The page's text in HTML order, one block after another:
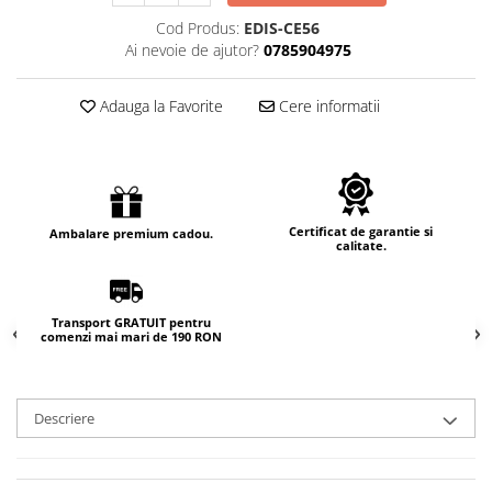
Cod Produs: EDIS-CE56
Ai nevoie de ajutor? 0785904975
Adauga la Favorite Cere informatii
Ambalare premium cadou.
Certificat de garantie si
calitate.
Transport GRATUIT pentru
comenzi mai mari de 190 RON
Descriere